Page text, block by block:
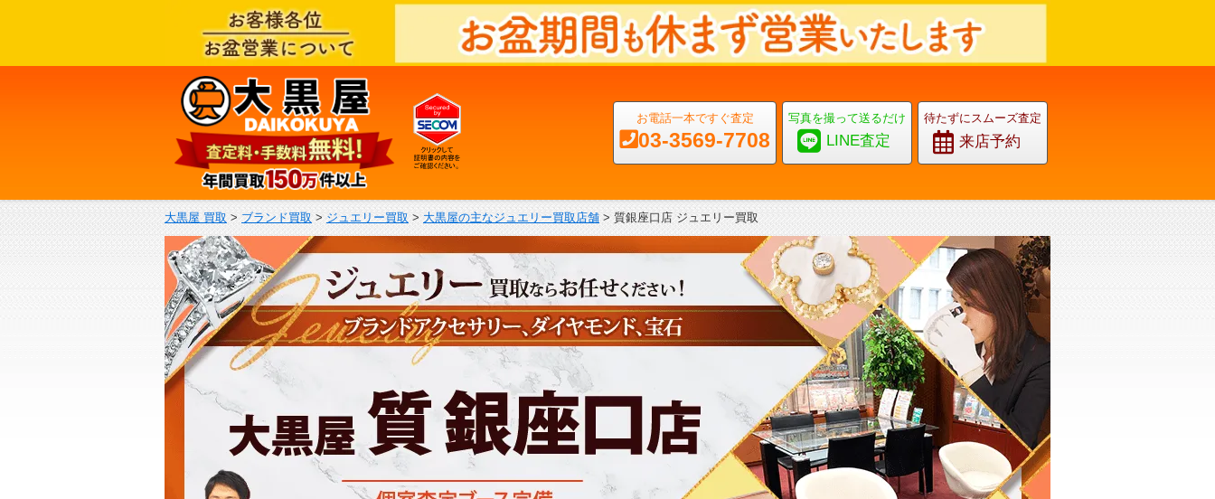
お電話一本ですぐ査定
03-3569-7708
写真を撮って送るだけ
LINE査定
待たずにスムーズ査定
来店予約
大黒屋 買取 >ブランド買取> ジュエリー買取> 大黒屋の主なジュエリー買取店舗> 質銀座口店 ジュエリー買取